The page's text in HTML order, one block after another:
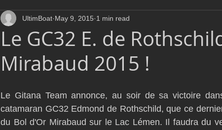
D35 Farr 280 Fast 40
Class Rhum JMD54 Botin 52
TF35 Business AC75 Open 7.50
Le GC32 E. de
Mirabaud 2015 !
UltimBoat May 9, 2015 1 min read
Le Gitana Team annonce, au soir de sa victoire
catamaran GC32 Edmond de Rothschild, que ce
du Bol d'Or Mirabaud sur le Lac Lémen. Il faudra du